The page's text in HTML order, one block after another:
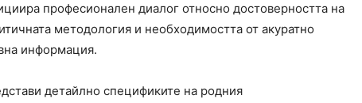
професионален диалог относно достоверността на
методология и необходимостта от акуратно
информация.
детайлно спецификите на родния